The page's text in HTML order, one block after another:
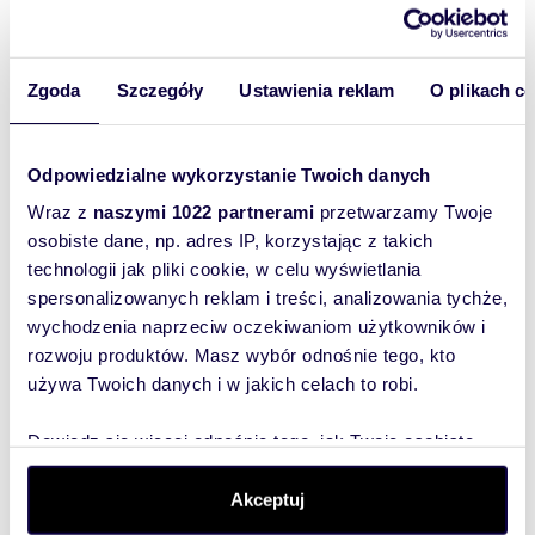
Zgoda Szczegóły Ustawienia reklam O plikach
Odpowiedzialne wykorzystanie Twoich danych
Wraz z naszymi 1022 partnerami przetwarzamy Twoje
osobiste dane, np. adres IP, korzystając z takich
technologii jak pliki cookie, w celu wyświetlania
spersonalizowanych reklam i treści, analizowania tychże,
wychodzenia naprzeciw oczekiwaniom użytkowników i
rozwoju produktów. Masz wybór odnośnie tego, kto
używa Twoich danych i w jakich celach to robi.
Dowiedz się więcej odnośnie tego, jak Twoje osobiste
dane są przetwarzane oraz ustaw własne preferencje w
. W Deklaracji plików cookie możesz
zmienić lub wycofać swoją zgodę w dowolnej chwili.
Akceptuj
szybko się z